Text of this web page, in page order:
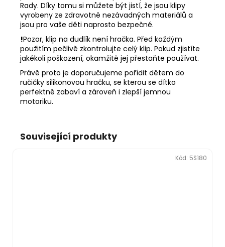
Rady. Díky tomu si můžete být jistí, že jsou klipy
vyrobeny ze zdravotně nezávadných materiálů a
jsou pro vaše děti naprosto bezpečné.
!Pozor, klip na dudlík není hračka. Před každým
použitím pečlivě zkontrolujte celý klip. Pokud zjistíte
jakékoli poškození, okamžitě jej přestaňte používat.
Právě proto je doporučujeme pořídit dětem do
ručičky silikonovou hračku, se kterou se dítko
perfektně zabaví a zároveň i zlepší jemnou
motoriku.
Související produkty
Kód: 5S180